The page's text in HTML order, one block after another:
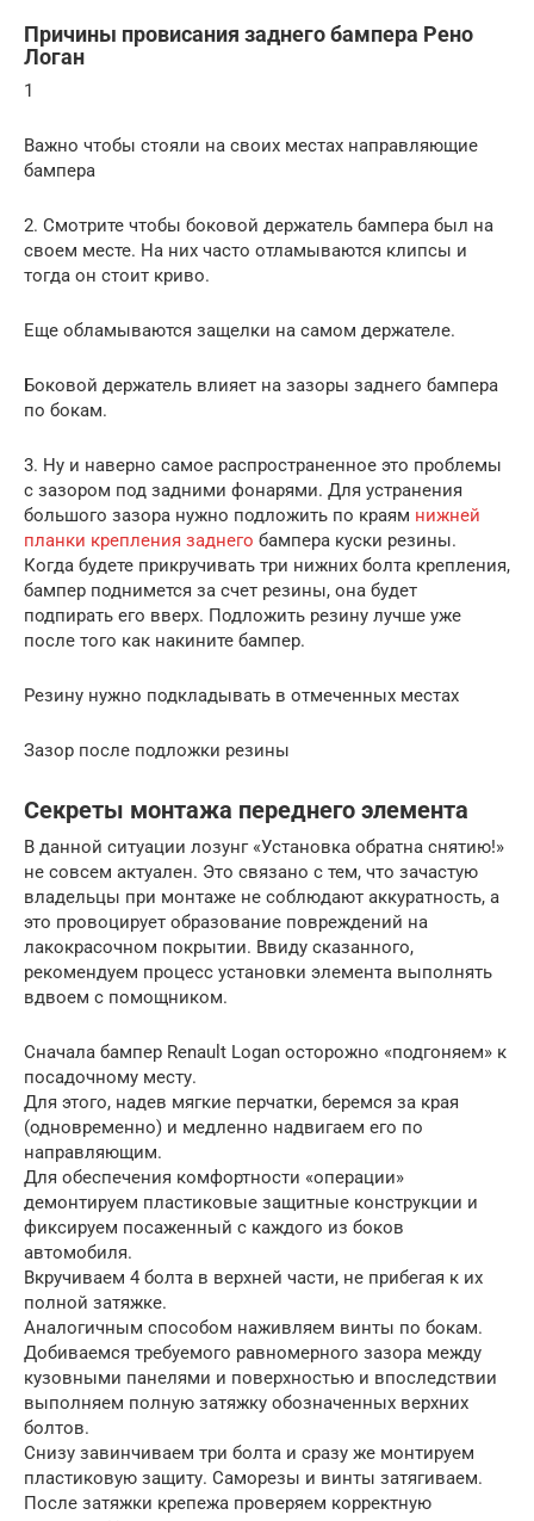
Причины провисания заднего бампера Рено
Логан
1
Важно чтобы стояли на своих местах направляющие
бампера
2. Смотрите чтобы боковой держатель бампера был на
своем месте. На них часто отламываются клипсы и
тогда он стоит криво.
Еще обламываются защелки на самом держателе.
Боковой держатель влияет на зазоры заднего бампера
по бокам.
3. Ну и наверно самое распространенное это проблемы
с зазором под задними фонарями. Для устранения
большого зазора нужно подложить по краям нижней
планки крепления заднего бампера куски резины.
Когда будете прикручивать три нижних болта крепления,
бампер поднимется за счет резины, она будет
подпирать его вверх. Подложить резину лучше уже
после того как накините бампер.
Резину нужно подкладывать в отмеченных местах
Зазор после подложки резины
Секреты монтажа переднего элемента
В данной ситуации лозунг «Установка обратна снятию!»
не совсем актуален. Это связано с тем, что зачастую
владельцы при монтаже не соблюдают аккуратность, а
это провоцирует образование повреждений на
лакокрасочном покрытии. Ввиду сказанного,
рекомендуем процесс установки элемента выполнять
вдвоем с помощником.
Сначала бампер Renault Logan осторожно «подгоняем» к
посадочному месту.
Для этого, надев мягкие перчатки, беремся за края
(одновременно) и медленно надвигаем его по
направляющим.
Для обеспечения комфортности «операции»
демонтируем пластиковые защитные конструкции и
фиксируем посаженный с каждого из боков
автомобиля.
Вкручиваем 4 болта в верхней части, не прибегая к их
полной затяжке.
Аналогичным способом наживляем винты по бокам.
Добиваемся требуемого равномерного зазора между
кузовными панелями и поверхностью и впоследствии
выполняем полную затяжку обозначенных верхних
болтов.
Снизу завинчиваем три болта и сразу же монтируем
пластиковую защиту. Саморезы и винты затягиваем.
После затяжки крепежа проверяем корректную